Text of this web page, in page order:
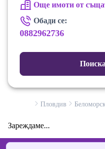
Още имоти от
Обади се:
0882962736
Пловдив
Зареждаме...